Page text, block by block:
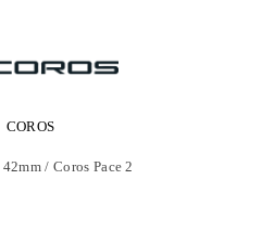
COROS
/ Coros Pace 2